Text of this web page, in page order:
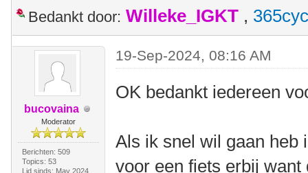
Bedankt door: Willeke_IGKT ,
bucovaina
Moderator
Berichten: 509
Topics: 53
Lid sinds: May 2024
19-Sep-2024, 08:16 AM
OK bedankt iedereen
Als ik snel wil gaan heb
voor een fiets erbij